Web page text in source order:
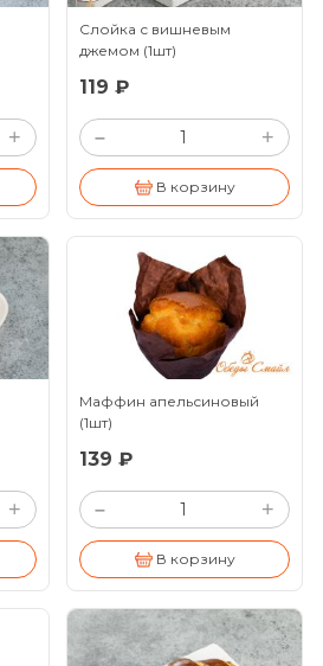
+
Слойка с вишневым
джемом (1шт)
119 ₽
– +
В корзину
+
Маффин апельсиновый
(1шт)
139 ₽
– +
В корзину